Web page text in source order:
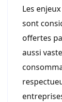
Les
sont
offertes
aussi